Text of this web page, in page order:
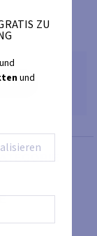
400 kg
66A
ZU
und